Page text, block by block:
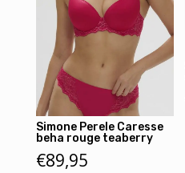
Simone Perele Caresse
beha rouge teaberry
€89,95